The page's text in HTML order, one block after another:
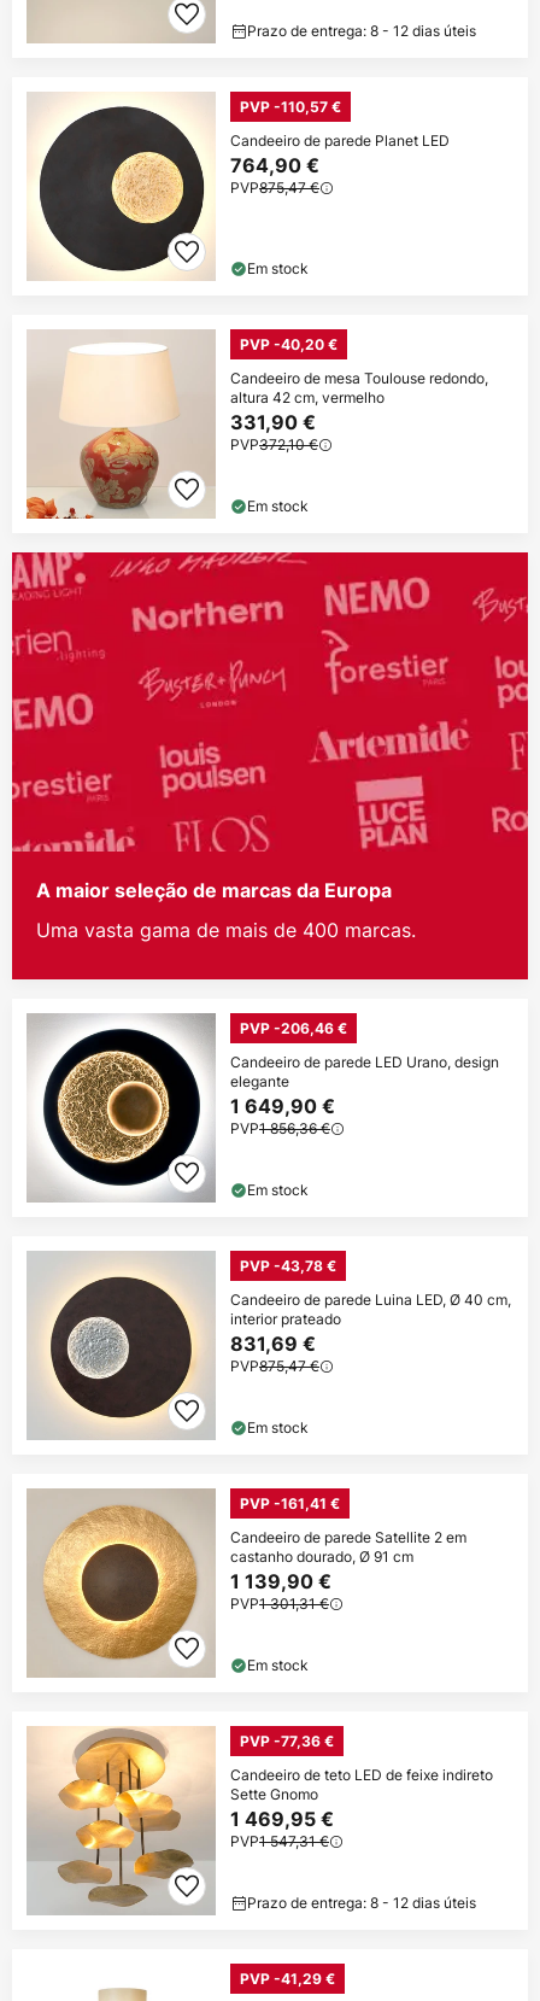
Prazo de entrega: 8 - 12 dias úteis
PVP -110,57 €
Candeeiro de parede Planet LED
764,90 €
PVP875,47 €
Em stock
PVP -40,20 €
Candeeiro de mesa Toulouse redondo,
altura 42 cm, vermelho
331,90 €
PVP372,10 €
Em stock
A maior seleção de marcas da Europa
Uma vasta gama de mais de 400 marcas.
PVP -206,46 €
Candeeiro de parede LED Urano, design
elegante
1 649,90 €
PVP1 856,36 €
Em stock
PVP -43,78 €
Candeeiro de parede Luina LED, Ø 40 cm,
interior prateado
831,69 €
PVP875,47 €
Em stock
PVP -161,41 €
Candeeiro de parede Satellite 2 em
castanho dourado, Ø 91 cm
1 139,90 €
PVP1 301,31 €
Em stock
PVP -77,36 €
Candeeiro de teto LED de feixe indireto
Sette Gnomo
1 469,95 €
PVP1 547,31 €
Prazo de entrega: 8 - 12 dias úteis
PVP -41,29 €